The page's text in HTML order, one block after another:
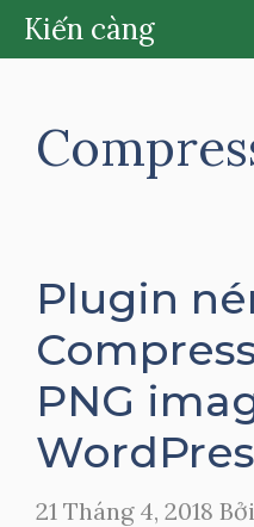
Chuyển
đến
dung
Kiến càng
Plugin
PNG
21 Tháng 4, 2018 Bởi